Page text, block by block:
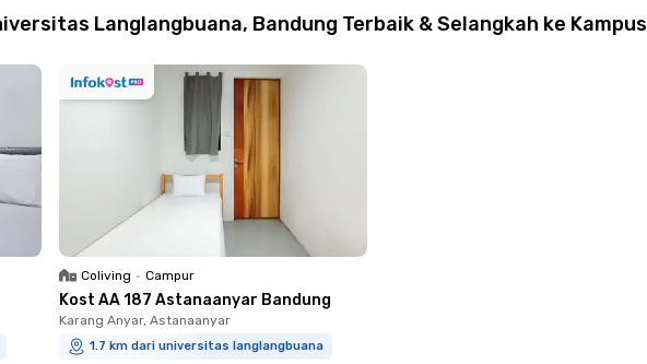
Langlangbuana, Bandung Terbaik & Selangkah ke Kampus
Coliving • Campur
Kost AA 187 Astanaanyar Bandung
Karang Anyar, Astanaanyar
1.7 km dari universitas langlangbuana